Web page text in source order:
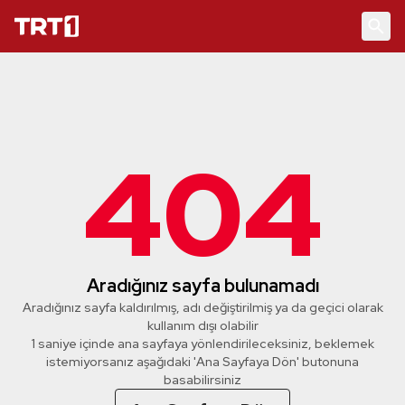
404
Aradığınız sayfa bulunamadı
Aradığınız sayfa kaldırılmış, adı değiştirilmiş ya da geçici olarak
kullanım dışı olabilir
1 saniye içinde ana sayfaya yönlendirileceksiniz, beklemek
istemiyorsanız aşağıdaki 'Ana Sayfaya Dön' butonuna
basabilirsiniz